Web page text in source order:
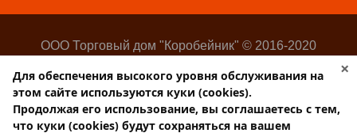
ООО Торговый дом "Коробейник" © 2016-2020
изделий
Разработка:Web-студия Websilon
Поддержка сайта —ООО «Центр-Интернет»
×
Для обеспечения высокого уровня обслуживания на
этом сайте используются куки (cookies).
Продолжая его использование, вы соглашаетесь с тем,
что куки (cookies) будут сохраняться на вашем